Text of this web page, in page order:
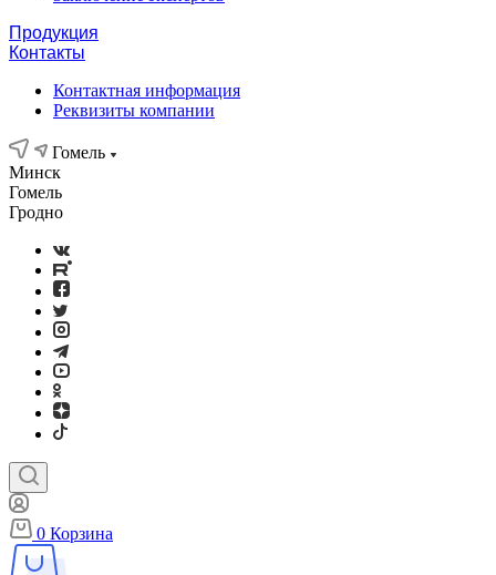
Продукция
Контакты
Контактная информация
Реквизиты компании
Гомель
Минск
Гомель
Гродно
0 Корзина